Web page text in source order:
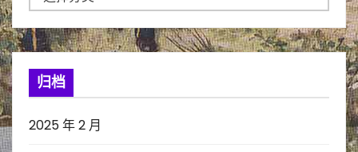
类
归档
2025 年 2 月